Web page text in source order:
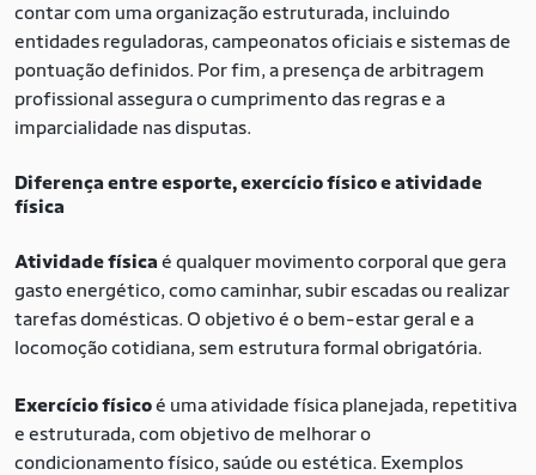
contar com uma organização estruturada, incluindo
entidades reguladoras, campeonatos oficiais e sistemas de
pontuação definidos. Por fim, a presença de arbitragem
profissional assegura o cumprimento das regras e a
imparcialidade nas disputas.
Diferença entre esporte, exercício físico e atividade
física
Atividade física é qualquer movimento corporal que gera
gasto energético, como caminhar, subir escadas ou realizar
tarefas domésticas. O objetivo é o bem-estar geral e a
locomoção cotidiana, sem estrutura formal obrigatória.
Exercício físicoé uma atividade física planejada, repetitiva
e estruturada, com objetivo de melhorar o
condicionamento físico, saúde ou estética. Exemplos